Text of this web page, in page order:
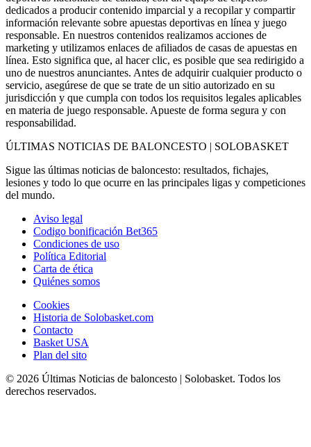
dedicados a producir contenido imparcial y a recopilar y compartir
información relevante sobre apuestas deportivas en línea y juego
responsable. En nuestros contenidos realizamos acciones de
marketing y utilizamos enlaces de afiliados de casas de apuestas en
línea. Esto significa que, al hacer clic, es posible que sea redirigido a
uno de nuestros anunciantes. Antes de adquirir cualquier producto o
servicio, asegúrese de que se trate de un sitio autorizado en su
jurisdicción y que cumpla con todos los requisitos legales aplicables
en materia de juego responsable. Apueste de forma segura y con
responsabilidad.
ÚLTIMAS NOTICIAS DE BALONCESTO | SOLOBASKET
Sigue las últimas noticias de baloncesto: resultados, fichajes,
lesiones y todo lo que ocurre en las principales ligas y competiciones
del mundo.
Aviso legal
Codigo bonificación Bet365
Condiciones de uso
Política Editorial
Carta de ética
Quiénes somos
Cookies
Historia de Solobasket.com
Contacto
Basket USA
Plan del sito
© 2026 Últimas Noticias de baloncesto | Solobasket. Todos los
derechos reservados.